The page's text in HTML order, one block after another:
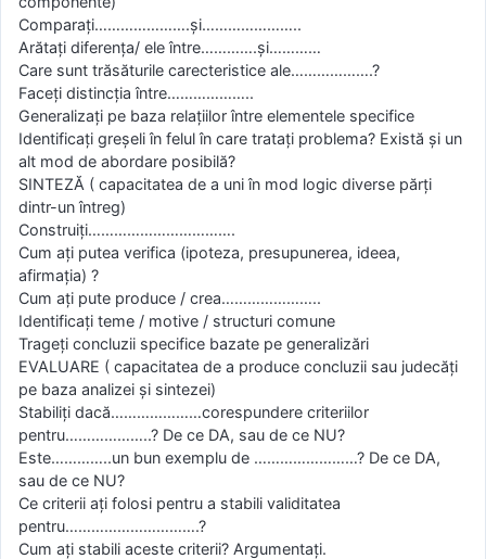
Comparaţi………………….şi…………………..
Arătaţi diferenţa/ ele între………….şi…………
Care sunt trăsăturile carecteristice ale……………….?
Faceţi distincţia între………………..
Generalizaţi pe baza relaţiilor între elementele specifice
Identificaţi greşeli în felul în care trataţi problema? Există şi un
alt mod de abordare posibilă?
SINTEZĂ ( capacitatea de a uni în mod logic diverse părţi
dintr-un întreg)
Construiţi…………………………….
Cum aţi putea verifica (ipoteza, presupunerea, ideea,
afirmaţia) ?
Cum aţi pute produce / crea…………………..
Identificaţi teme / motive / structuri comune
Trageţi concluzii specifice bazate pe generalizări
EVALUARE ( capacitatea de a produce concluzii sau judecăţi
pe baza analizei şi sintezei)
Stabiliţi dacă…………………corespundere criteriilor
pentru………………..? De ce DA, sau de ce NU?
Este…………..un bun exemplu de ……………………? De ce DA,
sau de ce NU?
Ce criterii aţi folosi pentru a stabili validitatea
pentru………………………….?
Cum aţi stabili aceste criterii? Argumentaţi.